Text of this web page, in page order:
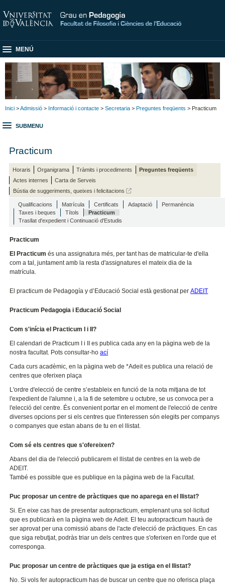
MENÚ
Inici >Admissió > Informació i contacte > Secretaria > Preguntes freqüents > Practicum
SUBMENU
Practicum
Horaris Organigrama Tràmits i procediments
Preguntes freqüents
Actes internes
Carta de Serveis
Bústia de suggeriments, queixes i felicitacions
Qualificacions Matrícula Certificats Adaptació
Permanència
Taxes i beques
Títols
Practicum
Trasllat d'expedient i Continuació d'Estudis
Practicum
El Practicumés una assignatura més, per tant has de matricular-te d'ella
com a tal, juntament amb la resta d'assignatures el mateix dia de la
matrícula.
El practicum de Pedagogía y d’Educació Social està gestionat perADEIT
Practicum Pedagogia i Educació Social
Com s'inícia el Practicum I i II?
El calendari de Practicum I i II es publica cada any en la pàgina web de la
nostra facultat. Pots consultar-hoací
Cada curs acadèmic, en la pàgina web de *Adeit es publica una relació de
centres que oferixen plaça
L'ordre d'elecció de centre s’estableix en funció de la nota mitjana de tot
l'expedient de l'alumne i, a la fi de setembre u octubre, se us convoca per a
l'elecció del centre. És convenient portar en el moment de l'elecció de centre
diverses opcions per si els centres que t'interessen són elegits per companys
o companyes que estan abans de tu en el llistat.
Com sé els centres que s'ofereixen?
Abans del dia de l'elecció publicarem el llistat de centres en la web de
ADEIT.
També es possible que es publique en la pàgina web de la Facultat.
Puc proposar un centre de pràctiques que no aparega en el llistat?
Si. En eixe cas has de presentar autopracticum, emplenant una sol·licitud
que es publicarà en la pàgina web de Adeit. El teu autopracticum haurà de
ser aprovat per una comissió abans de l'acte d'elecció de pràctiques. En cas
que siga rebutjat, podràs triar un dels centres que s'oferixen en l'orde que et
corresponga.
Puc proposar un centre de pràctiques que ja estiga en el llistat?
No. Si vols fer autopracticum has de buscar un centre que no oferisca plaça